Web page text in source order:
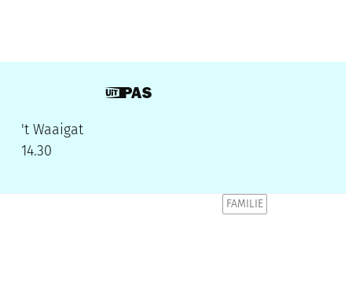
't Waaigat
14.30
Dit is een UiTPAS activiteit.
FAMILIE